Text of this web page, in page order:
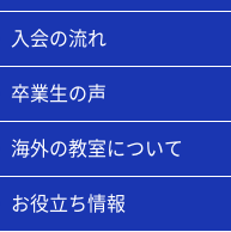
入会の流れ
卒業生の声
海外の教室について
お役立ち情報